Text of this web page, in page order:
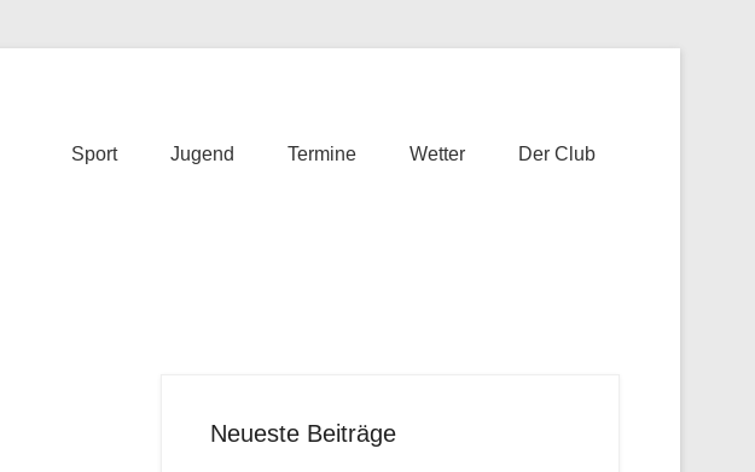
Sport Jugend Termine Wetter Der Club
Neueste Beiträge